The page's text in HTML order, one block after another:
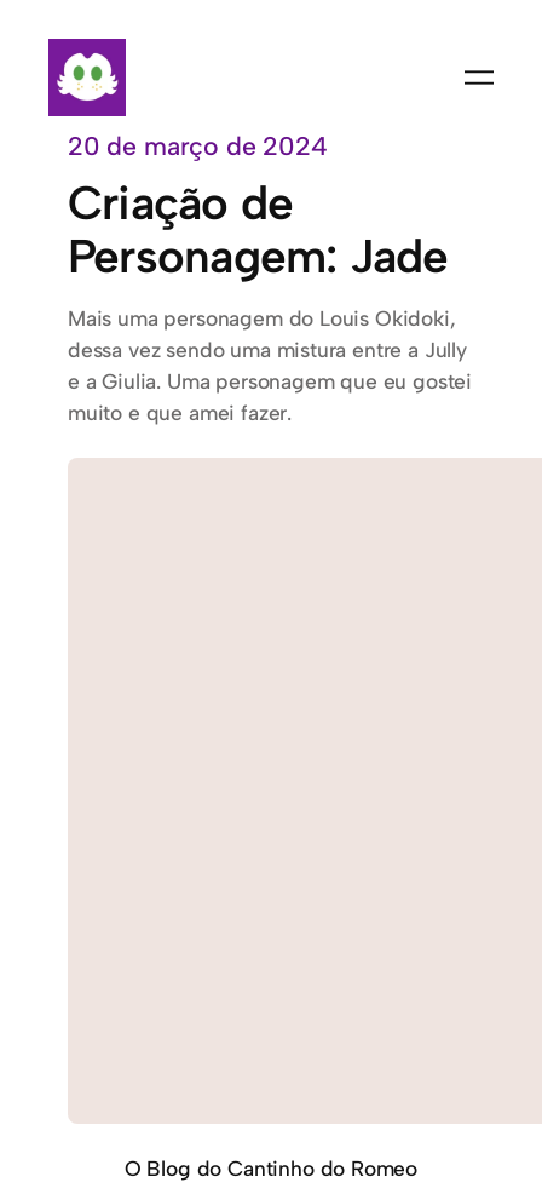
conteúdo
20 de março de 2024
Criação de
Personagem: Jade
Mais uma personagem do Louis Okidoki,
dessa vez sendo uma mistura entre a Jully
e a Giulia. Uma personagem que eu gostei
muito e que amei fazer.
O Blog do Cantinho do Romeo